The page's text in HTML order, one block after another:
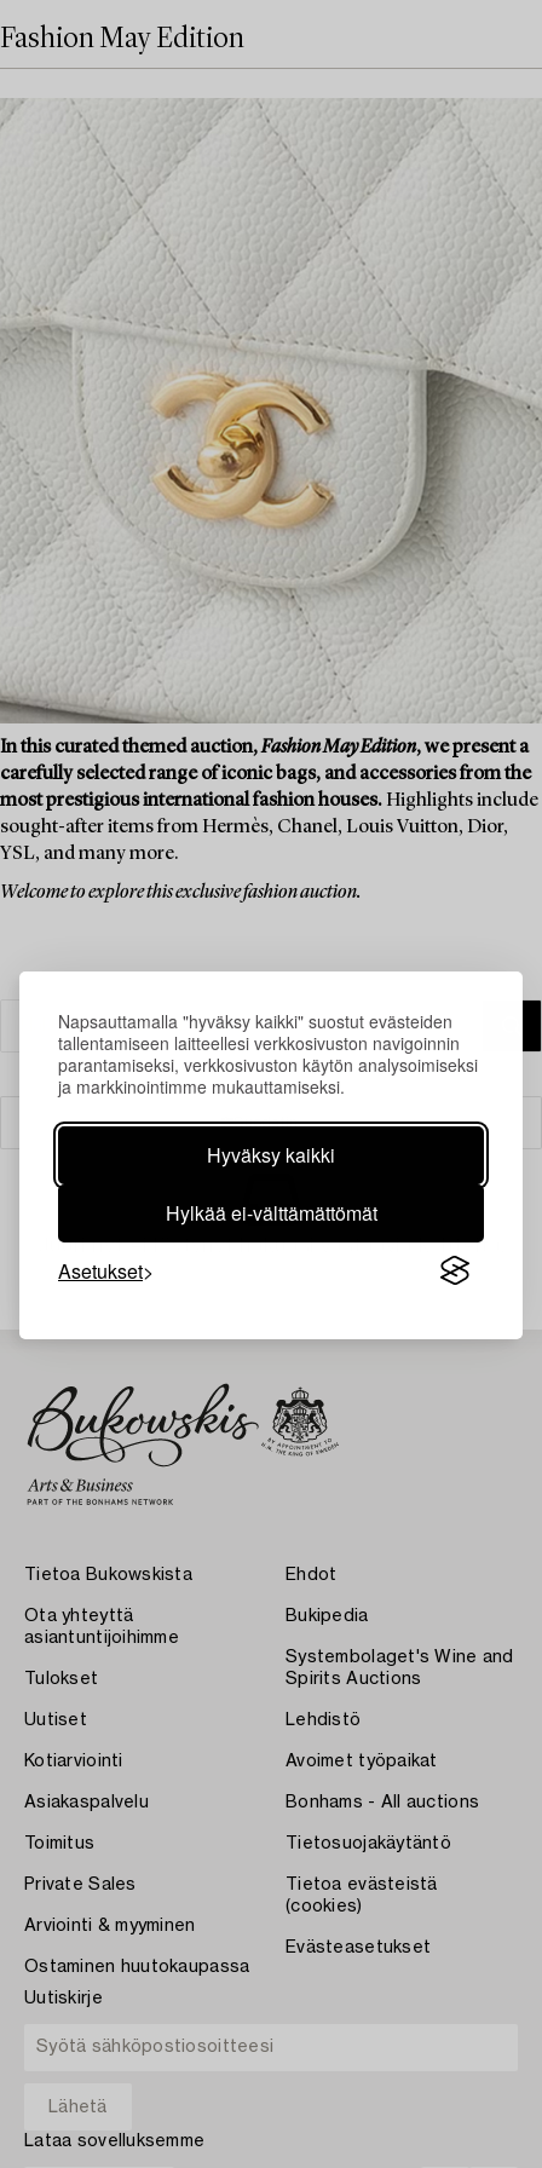
Napsauttamalla "hyväksy kaikki" suostut evästeiden
tallentamiseen laitteellesi verkkosivuston navigoinnin
parantamiseksi, verkkosivuston käytön analysoimiseksi
ja markkinointimme mukauttamiseksi.
Hyväksy kaikki
Hylkää ei-välttämättömät
Asetukset
Fashion May Edition
In this curated themed auction,Fashion May Edition, we present a
carefully selected range of iconic bags, and accessories from the
most prestigious international fashion houses. Highlights include
sought-after items from Hermès, Chanel, Louis Vuitton, Dior,
YSL, and many more.
Welcome to explore this exclusive fashion auction.
Suodatin
Juuri nyt ei löytynyt hakuasi vastaavia kohteita.
Tietoa Bukowskista
Ota yhteyttä
asiantuntijoihimme
Tulokset
Uutiset
Kotiarviointi
Asiakaspalvelu
Toimitus
Private Sales
Arviointi & myyminen
Ostaminen huutokaupassa
Ehdot
Bukipedia
Systembolaget's Wine and
Spirits Auctions
Lehdistö
Avoimet työpaikat
Bonhams - All auctions
Tietosuojakäytäntö
Tietoa evästeistä
(cookies)
Evästeasetukset
Uutiskirje
Lataa sovelluksemme